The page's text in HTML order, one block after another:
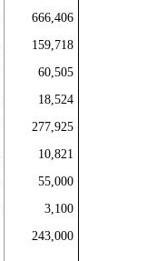
666,406
159,718
60,505
18,524
277,925
10,821
55,000
3,100
243,000